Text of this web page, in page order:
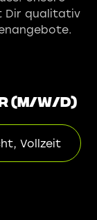
Dir qualitativ
(m/w/d)
Vollzeit